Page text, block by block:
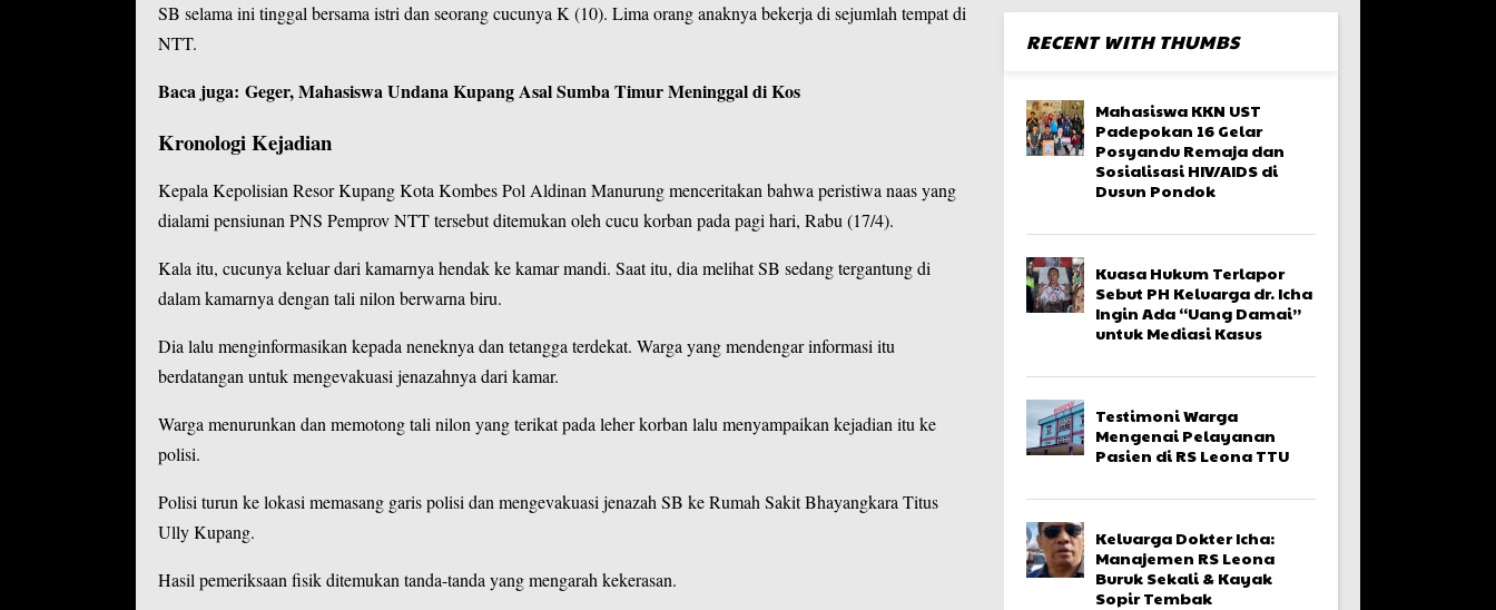
SB selama ini tinggal bersama istri dan seorang cucunya K (10). Lima orang anaknya bekerja di sejumlah tempat di
NTT.
Baca juga: Geger, Mahasiswa Undana Kupang Asal Sumba Timur Meninggal di Kos
Kronologi Kejadian
Kepala Kepolisian Resor Kupang Kota Kombes Pol Aldinan Manurung menceritakan bahwa peristiwa naas yang
dialami pensiunan PNS Pemprov NTT tersebut ditemukan oleh cucu korban pada pagi hari, Rabu (17/4).
Kala itu, cucunya keluar dari kamarnya hendak ke kamar mandi. Saat itu, dia melihat SB sedang tergantung di
dalam kamarnya dengan tali nilon berwarna biru.
Dia lalu menginformasikan kepada neneknya dan tetangga terdekat. Warga yang mendengar informasi itu
berdatangan untuk mengevakuasi jenazahnya dari kamar.
Warga menurunkan dan memotong tali nilon yang terikat pada leher korban lalu menyampaikan kejadian itu ke
polisi.
Polisi turun ke lokasi memasang garis polisi dan mengevakuasi jenazah SB ke Rumah Sakit Bhayangkara Titus
Ully Kupang.
Hasil pemeriksaan fisik ditemukan tanda-tanda yang mengarah kekerasan.
RECENT WITH THUMBS
Mahasiswa KKN UST
Padepokan 16 Gelar
Posyandu Remaja dan
Sosialisasi HIV/AIDS di
Dusun Pondok
Kuasa Hukum Terlapor
Sebut PH Keluarga dr. Icha
Ingin Ada “Uang Damai”
untuk Mediasi Kasus
Testimoni Warga
Mengenai Pelayanan
Pasien di RS Leona TTU
Keluarga Dokter Icha:
Manajemen RS Leona
Buruk Sekali & Kayak
Sopir Tembak